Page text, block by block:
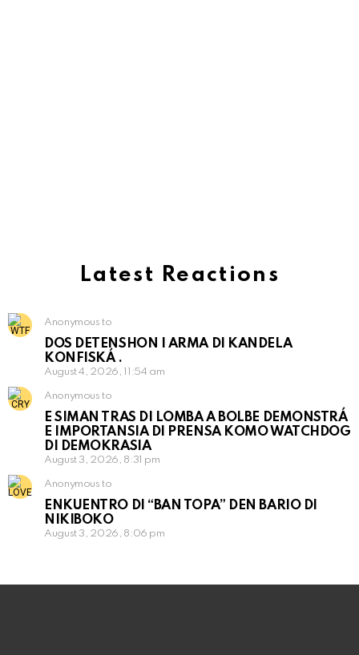
Latest Reactions
Anonymous to
DOS DETENSHON I ARMA DI KANDELA
KONFISKÁ .
August 4, 2026, 11:54 am
Anonymous to
E SIMAN TRAS DI LOMBA A BOLBE DEMONSTRÁ
E IMPORTANSIA DI PRENSA KOMO WATCHDOG
DI DEMOKRASIA
August 3, 2026, 8:31 pm
Anonymous to
ENKUENTRO DI “BAN TOPA” DEN BARIO DI
NIKIBOKO
August 3, 2026, 8:06 pm